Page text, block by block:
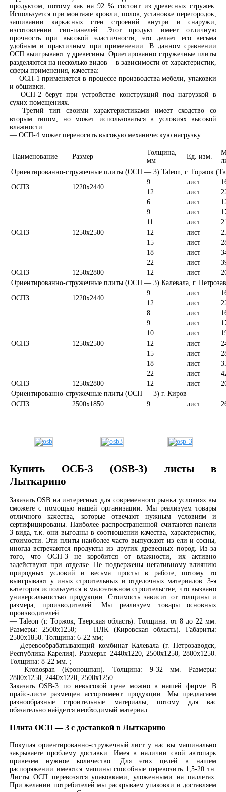
продуктом, потому как на 92 % состоит из древесных стружек.
Используется при монтаже кровли, полов, установке перегородок,
зашивании каркасных стен строений внутри и снаружи,
изготовлении сип-панелей. Этот продукт имеет отличную
прочность при высокой эластичности, это делает его весьма
удобным и практичным при применении. В данном сравнении
ОСП выигрывают у древесины. Ориетированно стружечные плиты
разделяются на несколько видов – в зависимости от характеристик,
сферы применения, качества:
— ОСП-1 применяется в процессе производства мебели, упаковки
и обшивки.
— ОСП-2 берут при устройстве конструкций под нагрузкой в
сухих помещениях.
— Третий тип своими характеристиками имеет сходство со
вторым типом, но может использоваться в условиях высокой
влажности.
— ОСП-4 может переносить высокую механическую нагрузку.
Наименование Размер
Толщина,
мм
Ед. изм.
Ориентированно-стружечные плиты (ОСП — 3) Taleon, г. Торжок
ОСП3
1220х2440
9 лист
12
лист
ОСП3 1250х2500
6 лист
9
лист
11
лист
12
лист
15
лист
18
лист
22
лист
ОСП3
1250х2800 12 лист
Ориентированно-стружечные плиты (ОСП — 3) Калевала, г.
ОСП3
1220х2440
9 лист
12
лист
ОСП3 1250х2500
8 лист
9
лист
10
лист
12
лист
15
лист
18
лист
22
лист
ОСП3
1250х2800 12 лист
Ориентированно-стружечные плиты (ОСП — 3) г. Киров
ОСП3
2500х1850 9 лист
Купить ОСБ-3 (OSB-3) листы в
Лыткарино
Заказать OSB на интересных для современного рынка условиях вы
сможете с помощью нашей организации. Мы реализуем товары
отличного качества, которые отвечают нужным условиям и
сертифицированы. Наиболее распространенной считаются панели
3 вида, т.к. они выгодны в соотношении качества, характеристик,
стоимости. Эти плиты наиболее часто выпускают из ели и сосны,
иногда встречаются продукты из других древесных пород. Из-за
того, что ОСП-3 не коробится от влажности, их активно
задействуют при отделке. Не подвержены негативному влиянию
природных условий и весьма просты в работе, потому то
выигрывают у иных строительных и отделочных материалов. 3-я
категория используется в малоэтажном строительстве, что вызвано
универсальностью продукции. Стоимость зависит от толщины и
размера, производителей. Мы реализуем товары основных
производителей:
— Taleon (г. Торжок, Тверская область). Толщина: от 8 до 22 мм.
Размеры: 2500х1250; — НЛК (Кировская область). Габариты:
2500х1850. Толщина: 6-22 мм;
— Деревообрабатывающий комбинат Калевала (г. Петрозаводск,
Республика Карелия). Размеры: 2440х1220, 2500х1250, 2800х1250.
Толщина: 8-22 мм. ;
— Kronospan (Кроношпан). Толщина: 9-32 мм. Размеры:
2800х1250, 2440х1220, 2500х1250
Заказать OSB-3 по невысокой цене можно в нашей фирме. В
прайс-листе размещен ассортимент продукции. Мы предлагаем
разнообразные строительные материалы, потому для вас
обязательно найдется необходимый материал.
Плита ОСП — 3 с доставкой в Лыткарино
Покупая ориентированно-стружечный лист у нас вы машинально
закрываете проблему доставки. Имея в наличии свой автопарк
привезем нужное количество. Для этих целей в нашем
распоряжении имеются машины способные перевозить 1,5-20 тн.
Листы ОСП перевозятся упаковками, уложенными на паллетах.
При желании потребителей мы раскрываем упаковки и доставляем